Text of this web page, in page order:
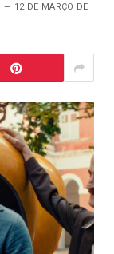
12 DE MARÇO DE